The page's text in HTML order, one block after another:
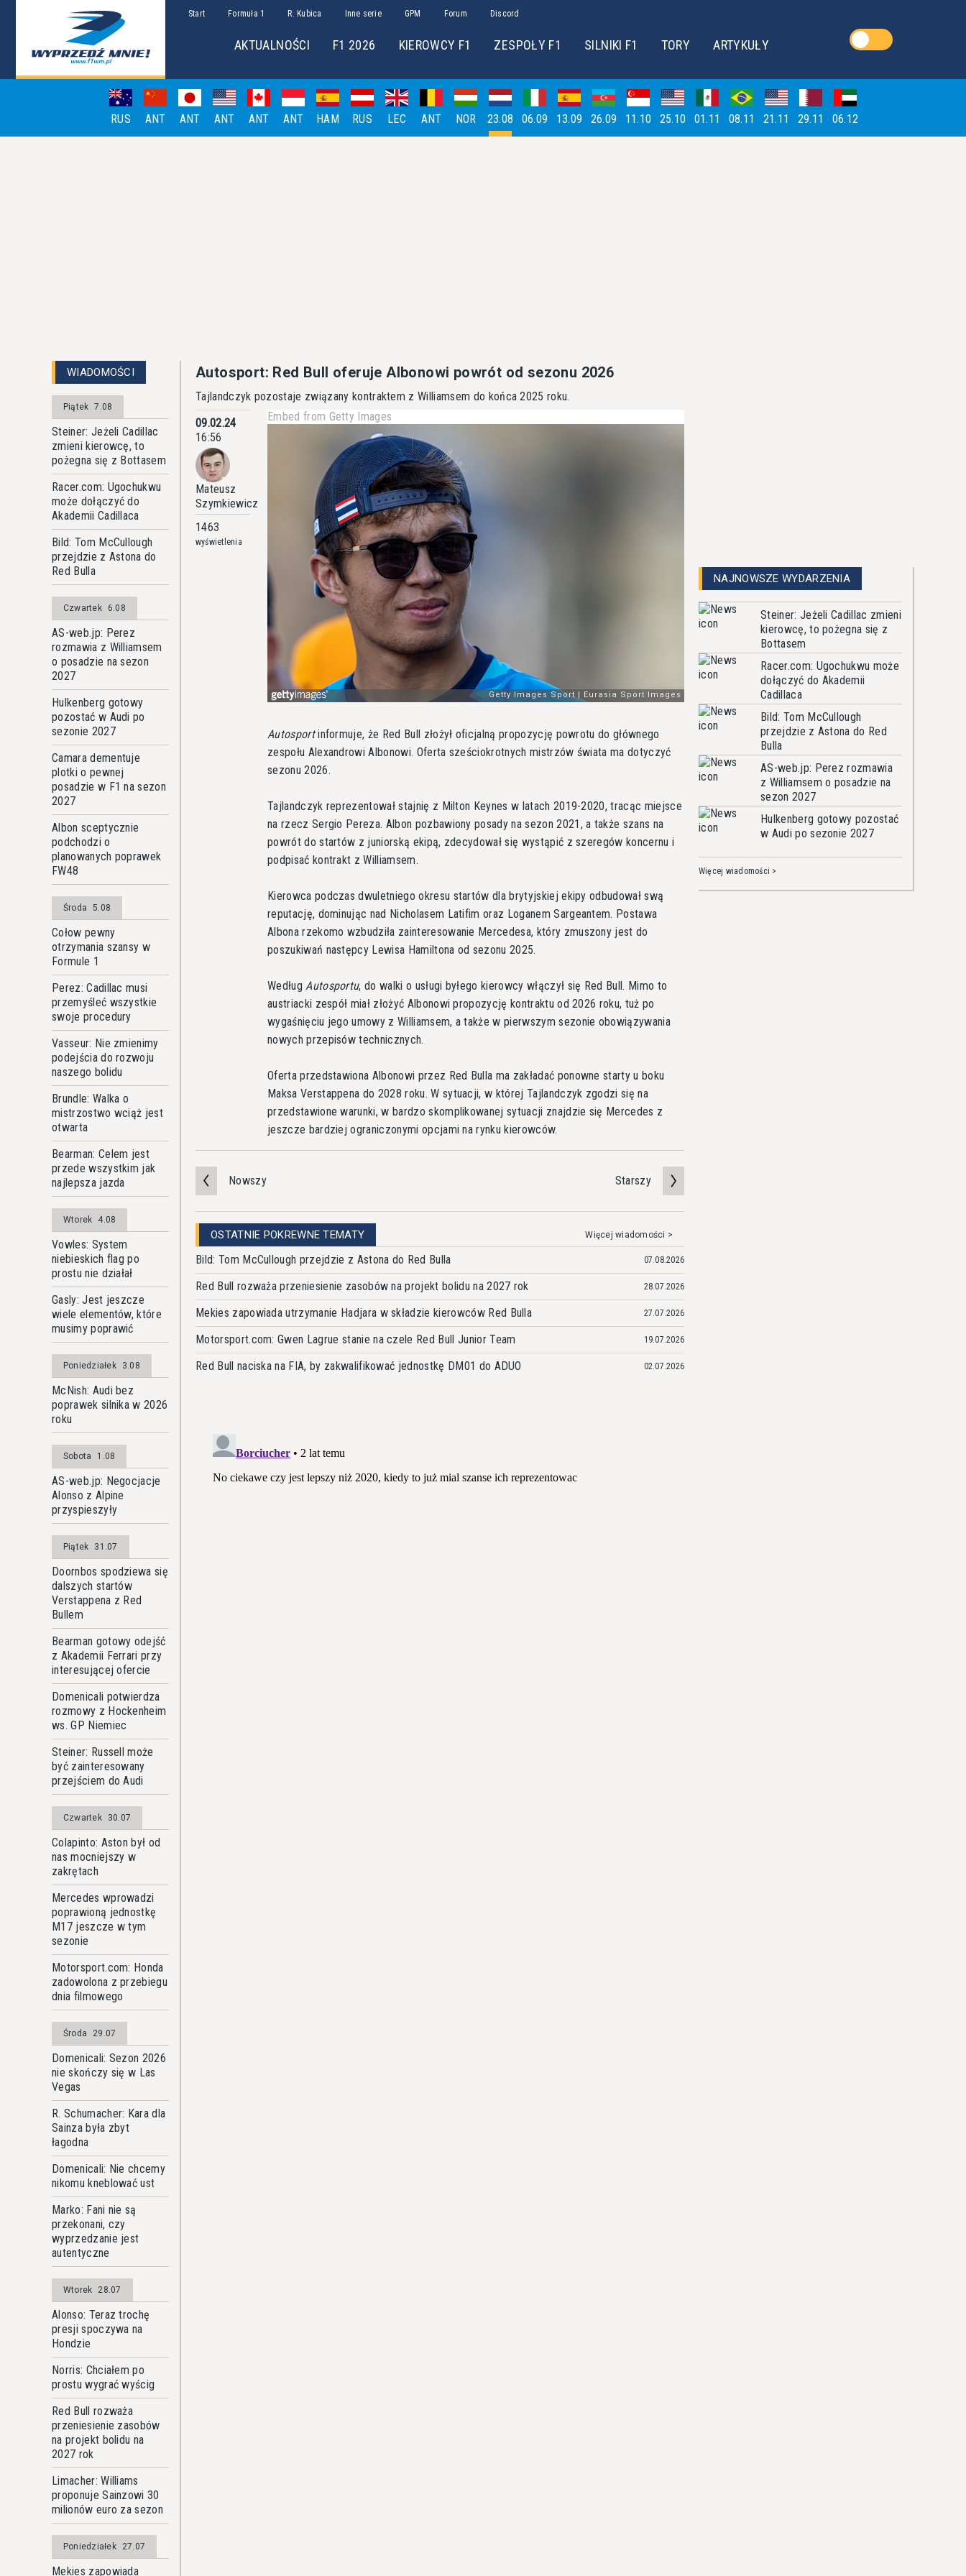
Start Formuła 1 R. Kubica Inne serie GPM Forum Discord
AKTUALNOŚCI F1 2026 KIEROWCY F1 ZESPOŁY F1 SILNIKI F1 TORY ARTYKUŁY
RUS ANT ANT ANT ANT ANT HAM RUS LEC ANT NOR 23.08 06.09 13.09 26.09 11.10 25.10 01.11 08.11 21.11 29.11 06.12
WIADOMOŚCI
Piątek 7.08
Steiner: Jeżeli Cadillac
zmieni kierowcę, to
pożegna się z Bottasem
Racer.com: Ugochukwu
może dołączyć do
Akademii Cadillaca
Bild: Tom McCullough
przejdzie z Astona do
Red Bulla
Czwartek 6.08
AS-web.jp: Perez
rozmawia z Williamsem
o posadzie na sezon
2027
Hulkenberg gotowy
pozostać w Audi po
sezonie 2027
Camara dementuje
plotki o pewnej
posadzie w F1 na sezon
2027
Albon sceptycznie
podchodzi o
planowanych poprawek
FW48
Środa 5.08
Cołow pewny
otrzymania szansy w
Formule 1
Perez: Cadillac musi
przemyśleć wszystkie
swoje procedury
Vasseur: Nie zmienimy
podejścia do rozwoju
naszego bolidu
Brundle: Walka o
mistrzostwo wciąż jest
otwarta
Bearman: Celem jest
przede wszystkim jak
najlepsza jazda
Wtorek 4.08
Vowles: System
niebieskich flag po
prostu nie działał
Gasly: Jest jeszcze
wiele elementów, które
musimy poprawić
Poniedziałek 3.08
McNish: Audi bez
poprawek silnika w 2026
roku
Sobota 1.08
AS-web.jp: Negocjacje
Alonso z Alpine
przyspieszyły
Piątek 31.07
Doornbos spodziewa się
dalszych startów
Verstappena z Red
Bullem
Bearman gotowy odejść
z Akademii Ferrari przy
interesującej ofercie
Domenicali potwierdza
rozmowy z Hockenheim
ws. GP Niemiec
Steiner: Russell może
być zainteresowany
przejściem do Audi
Czwartek 30.07
Colapinto: Aston był od
nas mocniejszy w
zakrętach
Mercedes wprowadzi
poprawioną jednostkę
M17 jeszcze w tym
sezonie
Motorsport.com: Honda
zadowolona z przebiegu
dnia filmowego
Środa 29.07
Domenicali: Sezon 2026
nie skończy się w Las
Vegas
R. Schumacher: Kara dla
Sainza była zbyt
łagodna
Domenicali: Nie chcemy
nikomu kneblować ust
Marko: Fani nie są
przekonani, czy
wyprzedzanie jest
autentyczne
Wtorek 28.07
Alonso: Teraz trochę
presji spoczywa na
Hondzie
Norris: Chciałem po
prostu wygrać wyścig
Red Bull rozważa
przeniesienie zasobów
na projekt bolidu na
2027 rok
Limacher: Williams
proponuje Sainzowi 30
milionów euro za sezon
Poniedziałek 27.07
Mekies zapowiada
Autosport: Red Bull oferuje Albonowi powrót od sezonu 2026
Tajlandczyk pozostaje związany kontraktem z Williamsem do końca 2025 roku.
09.02.24
16:56
Mateusz
Szymkiewicz
1463
wyświetlenia
Embed from Getty Images
Autosportinformuje, że Red Bull złożył oficjalną propozycję powrotu do głównego
zespołu Alexandrowi Albonowi. Oferta sześciokrotnych mistrzów świata ma dotyczyć
sezonu 2026.
Tajlandczyk reprezentował stajnię z Milton Keynes w latach 2019-2020, tracąc miejsce
na rzecz Sergio Pereza. Albon pozbawiony posady na sezon 2021, a także szans na
powrót do startów z juniorską ekipą, zdecydował się wystąpić z szeregów koncernu i
podpisać kontrakt z Williamsem.
Kierowca podczas dwuletniego okresu startów dla brytyjskiej ekipy odbudował swą
reputację, dominując nad Nicholasem Latifim oraz Loganem Sargeantem. Postawa
Albona rzekomo wzbudziła zainteresowanie Mercedesa, który zmuszony jest do
poszukiwań następcy Lewisa Hamiltona od sezonu 2025.
Według Autosportu, do walki o usługi byłego kierowcy włączył się Red Bull. Mimo to
austriacki zespół miał złożyć Albonowi propozycję kontraktu od 2026 roku, tuż po
wygaśnięciu jego umowy z Williamsem, a także w pierwszym sezonie obowiązywania
nowych przepisów technicznych.
Oferta przedstawiona Albonowi przez Red Bulla ma zakładać ponowne starty u boku
Maksa Verstappena do 2028 roku. W sytuacji, w której Tajlandczyk zgodzi się na
przedstawione warunki, w bardzo skomplikowanej sytuacji znajdzie się Mercedes z
jeszcze bardziej ograniczonymi opcjami na rynku kierowców.
Nowszy Starszy
OSTATNIE POKREWNE TEMATY Więcej wiadomości >
Bild: Tom McCullough przejdzie z Astona do Red Bulla 07.08.2026
Red Bull rozważa przeniesienie zasobów na projekt bolidu na 2027 rok 28.07.2026
Mekies zapowiada utrzymanie Hadjara w składzie kierowców Red Bulla 27.07.2026
Motorsport.com: Gwen Lagrue stanie na czele Red Bull Junior Team 19.07.2026
Red Bull naciska na FIA, by zakwalifikować jednostkę DM01 do ADUO 02.07.2026
NAJNOWSZE WYDARZENIA
Steiner: Jeżeli Cadillac zmieni
kierowcę, to pożegna się z
Bottasem
Racer.com: Ugochukwu może
dołączyć do Akademii
Cadillaca
Bild: Tom McCullough
przejdzie z Astona do Red
Bulla
AS-web.jp: Perez rozmawia
z Williamsem o posadzie na
sezon 2027
Hulkenberg gotowy pozostać
w Audi po sezonie 2027
Więcej wiadomości >